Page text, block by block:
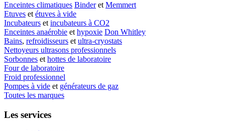
Enceintes climatiques BinderetMemmert
Etuves etétuves à vide
Incubateurs etincubateurs à CO2
Enceintes anaérobie ethypoxie Don Whitley
Bains, refroidisseurs etultra-cryostats
Nettoyeurs ultrasons professionnels
Sorbonnes ethottes de laboratoire
Four de laboratoire
Froid professionnel
Pompes à vide et générateurs de gaz
Toutes les marques
Les services